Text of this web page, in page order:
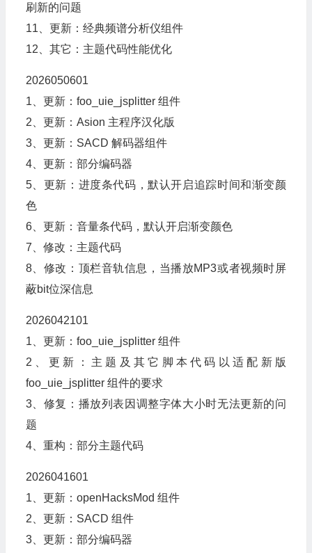
刷新的问题
11、更新：经典频谱分析仪组件
12、其它：主题代码性能优化
2026050601
1、更新：foo_uie_jsplitter 组件
2、更新：Asion 主程序汉化版
3、更新：SACD 解码器组件
4、更新：部分编码器
5、更新：进度条代码，默认开启追踪时间和渐变颜
色
6、更新：音量条代码，默认开启渐变颜色
7、修改：主题代码
8、修改：顶栏音轨信息，当播放MP3或者视频时屏
蔽bit位深信息
2026042101
1、更新：foo_uie_jsplitter 组件
2、更新：主题及其它脚本代码以适配新版
foo_uie_jsplitter 组件的要求
3、修复：播放列表因调整字体大小时无法更新的问
题
4、重构：部分主题代码
2026041601
1、更新：openHacksMod 组件
2、更新：SACD 组件
3、更新：部分编码器